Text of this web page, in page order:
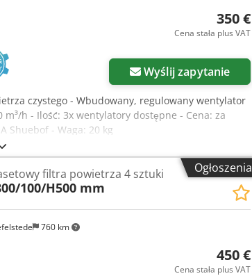
350 €
Cena stała plus VAT
Wyślij zapytanie
czystego - Wbudowany, regulowany wentylator
h - Ilość: 3x wentylatory dostępne - Cena: za
Shuebof - Waga: 20 kg
Ogłoszenia
760 km
filtra powietrza 4 sztuki
100/H500 mm
450 €
Cena stała plus VAT